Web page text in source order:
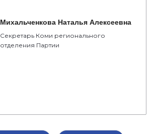
Михальченкова Наталья Алексеевна
Секретарь Коми регионального
отделения Партии